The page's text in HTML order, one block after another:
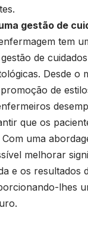
gestão de
tem
de
Desde o
de
que os
uma
melhorar
e os resultados
lhes